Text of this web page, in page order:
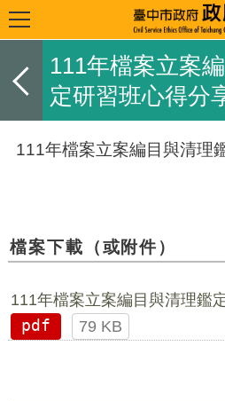
111年檔案立案
定研習班心得分
111年檔案立案編目與清理
檔案下載（或附件）
111年檔案立案編目與清理鑑
pdf
79 KB